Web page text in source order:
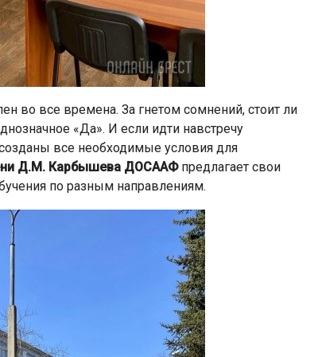
во все времена. За гнетом сомнений, стоит ли
«Да». И если идти навстречу
все необходимые условия для
Д.М. Карбышева ДОСААФпредлагает свои
по разным направлениям.